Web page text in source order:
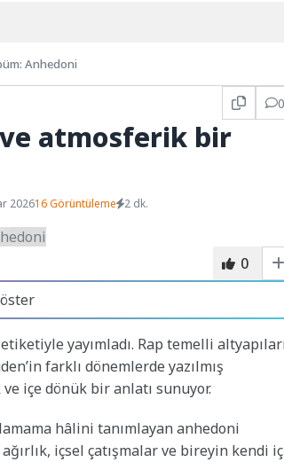
Anhedoni
0
ve atmosferik bir
202616 Görüntüleme 2 dk.
0
yayımladı. Rap temelli
farklı dönemlerde yazılmış
içe dönük bir anlatı sunuyor.
hâlini tanımlayan anhedoni
içsel çatışmalar ve bireyin kendi iç